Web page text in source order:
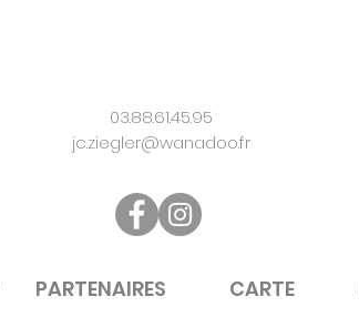
03.88.61.45.95
jc.ziegler@wanadoo.fr
PARTENAIRES CARTE